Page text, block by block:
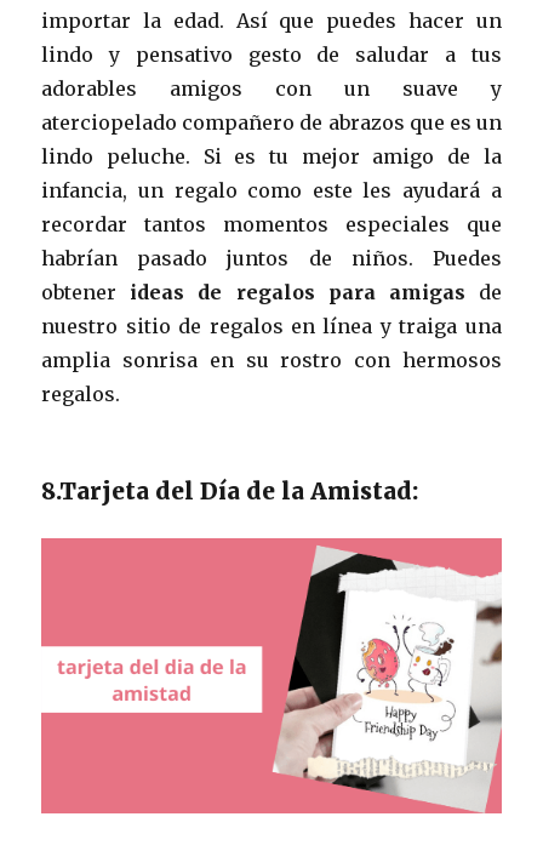
importar la edad. Así que puedes hacer un
lindo y pensativo gesto de saludar a tus
adorables amigos con un suave y
aterciopelado compañero de abrazos que es un
lindo peluche. Si es tu mejor amigo de la
infancia, un regalo como este les ayudará a
recordar tantos momentos especiales que
habrían pasado juntos de niños. Puedes
obtener ideas de regalos para amigas de
nuestro sitio de regalos en línea y traiga una
amplia sonrisa en su rostro con hermosos
regalos.
8.Tarjeta del Día de la Amistad: